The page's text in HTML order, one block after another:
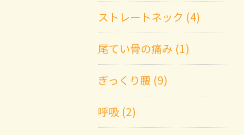
ストレートネック (4)
尾てい骨の痛み (1)
ぎっくり腰 (9)
呼吸 (2)